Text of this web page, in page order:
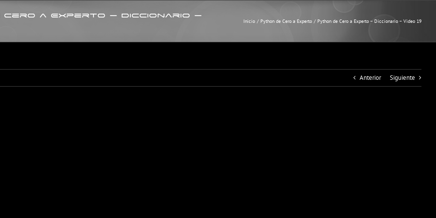
Cero a Experto – Diccionario –
Inicio Python de Cero a Experto Python de Cero a Experto – Diccionario – Video 19
Anterior Siguiente